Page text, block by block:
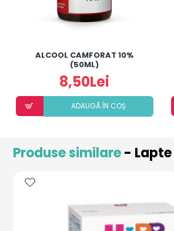
ALCOOL CAMFORAT 10%
(50ML)
8,50Lei
ADAUGÃ ÎN COȘ
Produse similare-